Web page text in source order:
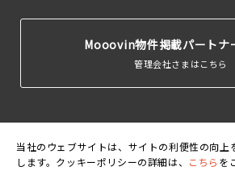
当社のウェブサイトは、サイトの利便性の向上
します。クッキーポリシーの詳細は、
こちら を
Mooovin物件掲載パートナ
管理会社さまはこちら
運営会 利用規 個人情報保護 クッキー